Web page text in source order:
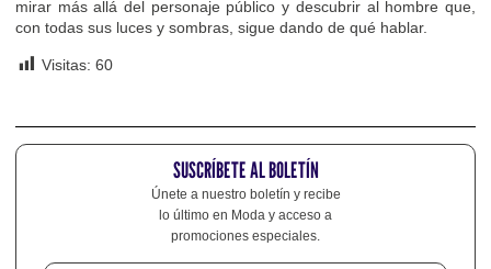
mirar más allá del personaje público y descubrir al hombre que,
con todas sus luces y sombras, sigue dando de qué hablar.
Visitas: 60
SUSCRÍBETE AL BOLETÍN
Únete a nuestro boletín y recibe
lo último en Moda y acceso a
promociones especiales.